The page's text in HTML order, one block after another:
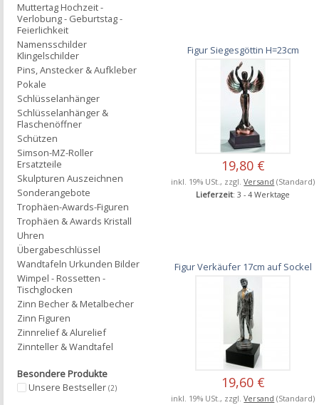
Figur Siegesgöttin H=23cm
19,80 €
inkl. 19% USt., zzgl.Versand (Standard)
Lieferzeit: 3 - 4 Werktage
Figur Verkäufer 17cm auf Sockel
19,60 €
inkl. 19% USt., zzgl.Versand (Standard)
Muttertag Hochzeit -
Verlobung - Geburtstag -
Feierlichkeit
Namensschilder
Klingelschilder
Pins, Anstecker & Aufkleber
Pokale
Schlüsselanhänger
Schlüsselanhänger &
Flaschenöffner
Schützen
Simson-MZ-Roller
Ersatzteile
Skulpturen Auszeichnen
Sonderangebote
Trophäen-Awards-Figuren
Trophäen & Awards Kristall
Uhren
Übergabeschlüssel
Wandtafeln Urkunden Bilder
Wimpel - Rossetten -
Tischglocken
Zinn Becher & Metalbecher
Zinn Figuren
Zinnrelief & Alurelief
Zinnteller & Wandtafel
Besondere Produkte
Unsere Bestseller (2)